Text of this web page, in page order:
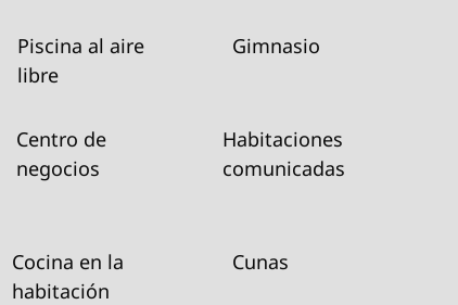
Piscina al aire
libre
Gimnasio
Centro de
negocios
Habitaciones
comunicadas
Cocina en la
habitación
Cunas